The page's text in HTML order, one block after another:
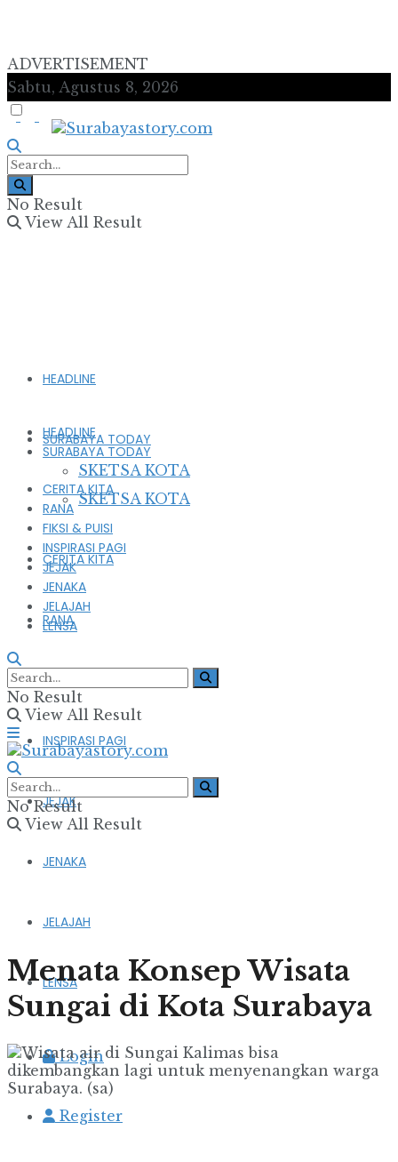
ADVERTISEMENT
Sabtu, Agustus 8, 2026
No Result
View All Result
HEADLINE
SURABAYA TODAY
SKETSA KOTA
CERITA KITA
RANA
FIKSI & PUISI
INSPIRASI PAGI
JEJAK
JENAKA
JELAJAH
LENSA
Login
Register
HEADLINE
SURABAYA TODAY
SKETSA KOTA
CERITA KITA
RANA
FIKSI & PUISI
INSPIRASI PAGI
JEJAK
JENAKA
JELAJAH
LENSA
No Result
View All Result
No Result
View All Result
Menata Konsep Wisata
Sungai di Kota Surabaya